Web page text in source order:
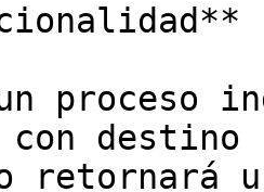
un proceso
destino
retornará